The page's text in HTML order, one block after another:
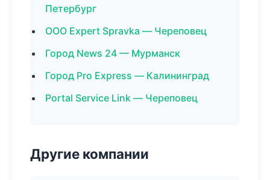
Петербург
ООО Expert Spravka — Череповец
Город News 24 — Мурманск
Город Pro Express — Калининград
Portal Service Link — Череповец
Другие компании